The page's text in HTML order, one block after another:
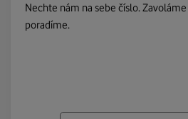
Nechte nám na sebe číslo.
poradíme.